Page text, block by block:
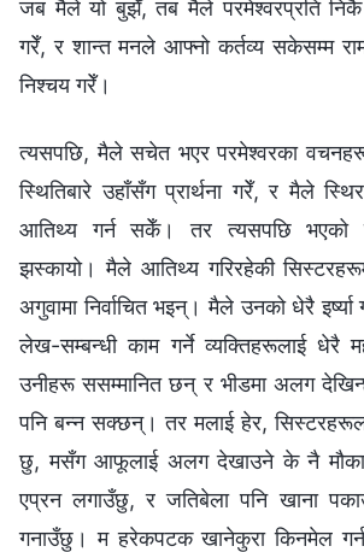
जब मैले यो बुझेँ, तब मैले परमेश्‍वरप्रति
गरेँ, र शान्त मनले आफ्नो कर्तव्य सकेसम्म
निश्चय गरेँ।
त्यसपछि, मैले सचेत भएर परमेश्‍वरका
स्थितिबारे उहाँसँग प्रार्थना गरेँ, र मैले
आतिथ्य गर्न सकेँ। तर त्यसपछि भएको
झस्कायो। मैले आतिथ्य गरिरहेकी
अगुवामा निर्वाचित भइन्। मैले उनको धेरै
लेख-सम्बन्धी काम गर्ने व्यक्तिहरूलाई धेरै
उनीहरू ससम्मानित छन् र भीडमा अलग
पनि बन्न सक्छन्। तर मलाई हेर,
छु, मसँग आफूलाई अलग देखाउने के नै
एप्रन लगाउँछु, र जतिबेला पनि खाना
गनाउँछु। म हरेकपटक खानेकुरा किनमेल